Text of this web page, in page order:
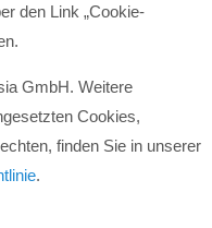
den Link „Cookie-
GmbH. Weitere
Cookies,
finden Sie in unserer
.